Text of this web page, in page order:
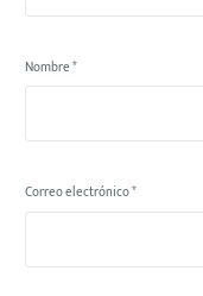
Nombre*
Correo electrónico*